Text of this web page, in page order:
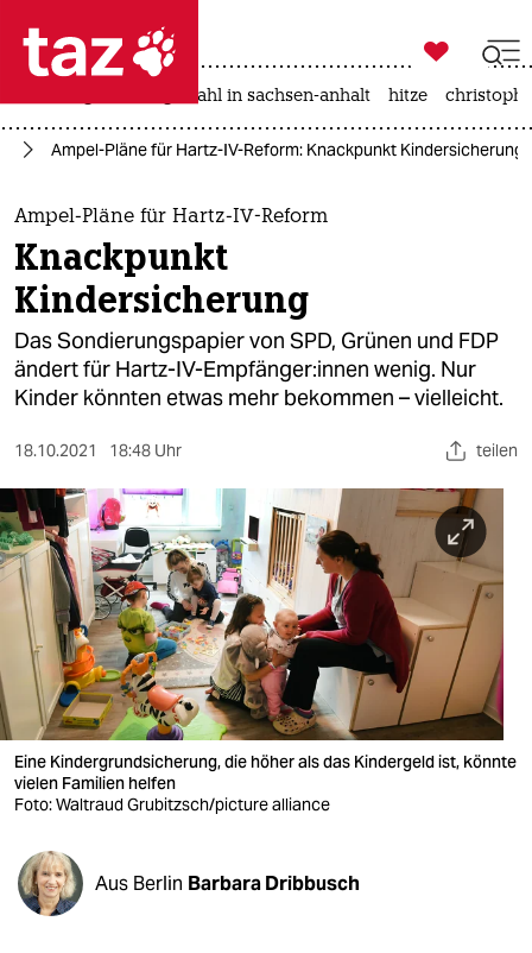
 taz zahl ich
taz zahl ich
themen
politik
öko
gesellschaft
sport
berlin
nord
wahrheit
verlag
verlag
veranstaltungen
fragen & hilfe

taz zahl ich
landtagswahl in sachsen-anhalt hitze
Ampel-Pläne für Hartz-IV-Reform: Knackpunkt Kindersicherung
Ampel-Pläne für Hartz-IV-Reform
Knackpunkt
Kindersicherung
Das Sondierungspapier von SPD, Grünen und FDP
ändert für Hartz-IV-Empfänger:innen wenig. Nur
Kinder könnten etwas mehr bekommen – vielleicht.
18.10.2021 18:48 Uhr teilen
Eine Kindergrundsicherung, die höher als das Kindergeld ist, könnte
vielen Familien helfen
Foto: Waltraud Grubitzsch/picture alliance
Aus Berlin Barbara Dribbusch